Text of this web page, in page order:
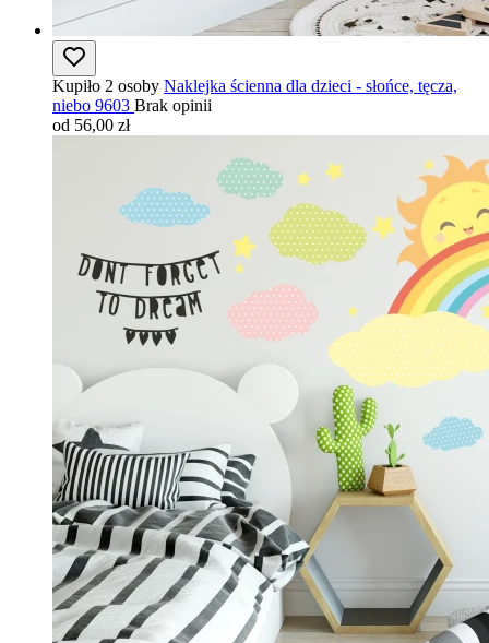
Kupiło 2 osoby Naklejka ścienna dla dzieci - słońce, tęcza,
niebo 9603 Brak opinii
od 56,00 zł